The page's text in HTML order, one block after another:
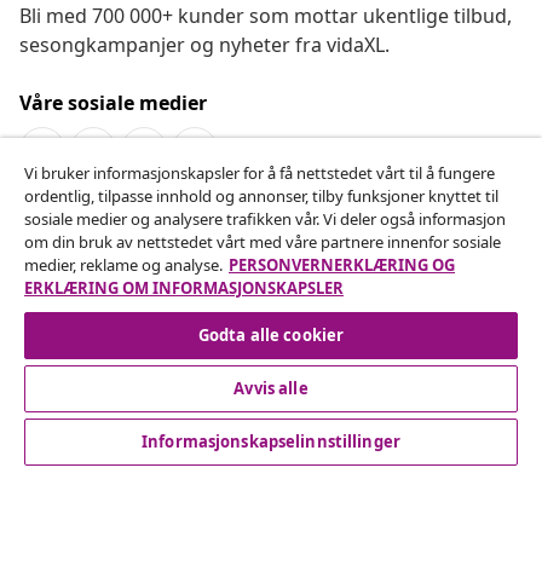
Bli med 700 000+ kunder som mottar ukentlige tilbud,
sesongkampanjer og nyheter fra vidaXL.
Våre sosiale medier
Angre på kontrakten
Send inn en angrerett for bestillingen din.
Angre på kontrakten
Kundeservice
Vi bruker informasjonskapsler for å få nettstedet vårt til å fungere
ordentlig, tilpasse innhold og annonser, tilby funksjoner knyttet til
sosiale medier og analysere trafikken vår. Vi deler også informasjon
om din bruk av nettstedet vårt med våre partnere innenfor sosiale
medier, reklame og analyse. PERSONVERNERKLÆRING OG
ERKLÆRING OM INFORMASJONSKAPSLER
Godta alle cookier
Avvis alle
Informasjonskapselinnstillinger